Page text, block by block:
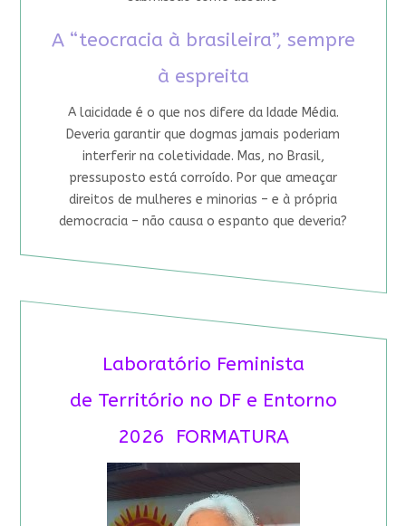
A “teocracia à brasileira”, sempre
à espreita
A laicidade é o que nos difere da Idade Média.
Deveria garantir que dogmas jamais poderiam
interferir na coletividade. Mas, no Brasil,
pressuposto está corroído. Por que ameaçar
direitos de mulheres e minorias – e à própria
democracia – não causa o espanto que deveria?
Laboratório Feminista
de Território no DF e Entorno
2026 FORMATURA